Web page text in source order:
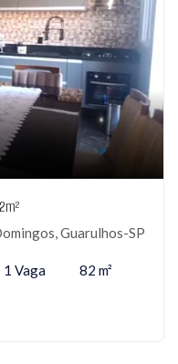
Guarulhos-SP
1 Vaga 82 m²